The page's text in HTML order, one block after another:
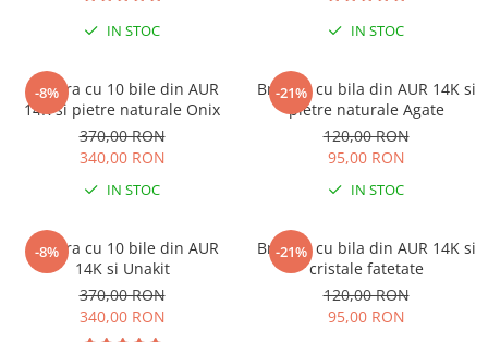
Brățări elastice cu pietre
BRĂȚĂRI DE PICIOR
Brățări de picior din Aur
Brățări de picior din Argint
Argint
Coliere cu pietre semiprețioase
IN STOC IN STOC
-8%
Bratara cu 10 bile din AUR
14K si pietre naturale Onix
370,00 RON
340,00 RON
IN STOC
-21%
Bratara cu bila din AUR 14K si
pietre naturale Agate
120,00 RON
95,00 RON
IN STOC
-8%
Bratara cu 10 bile din AUR
14K si Unakit
370,00 RON
340,00 RON
-21%
Bratara cu bila din AUR 14K si
cristale fatetate
120,00 RON
95,00 RON